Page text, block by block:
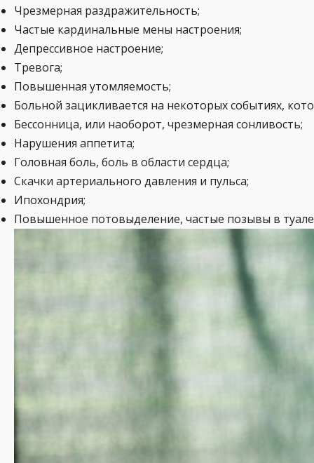
Чрезмерная раздражительность;
Частые кардинальные мены настроения;
Депрессивное настроение;
Тревога;
Повышенная утомляемость;
Больной зацикливается на некоторых событиях,
Бессонница, или наоборот, чрезмерная сонливость;
Нарушения аппетита;
Головная боль, боль в области сердца;
Скачки артериального давления и пульса;
Ипохондрия;
Повышенное потовыделение, частые позывы в